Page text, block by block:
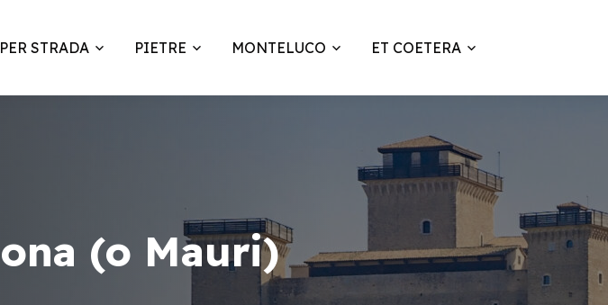
PER STRADA PIETRE MONTELUCO ET COETERA
(o Mauri)